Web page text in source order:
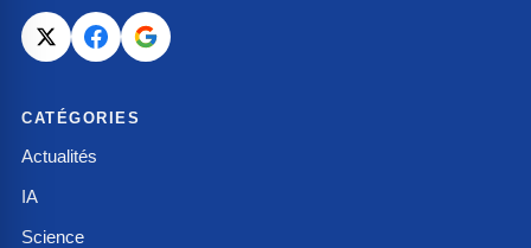
CATÉGORIES
Actualités
IA
Science